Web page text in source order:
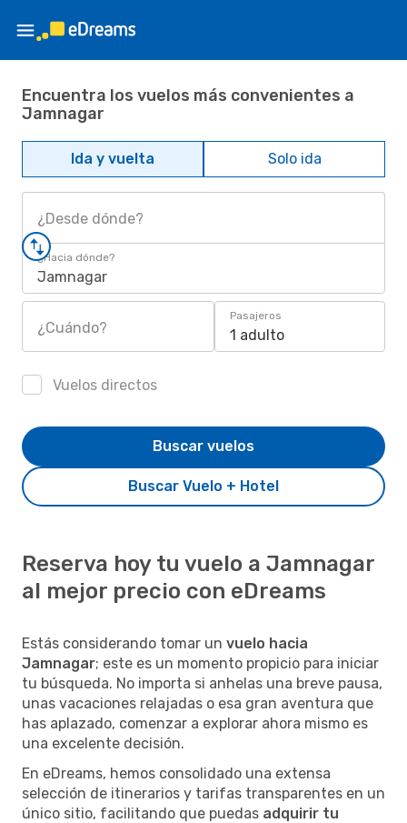
Encuentra los vuelos más convenientes a
Jamnagar
Ida y vuelta Solo ida
¿Desde dónde?
¿Hacia dónde?
Jamnagar
¿Cuándo?
Pasajeros
1 adulto
Vuelos directos
Buscar Vuelo + Hotel
Buscar vuelos
Reserva hoy tu vuelo a Jamnagar
al mejor precio con eDreams
Estás considerando tomar un vuelo hacia
Jamnagar; este es un momento propicio para iniciar
tu búsqueda. No importa si anhelas una breve pausa,
unas vacaciones relajadas o esa gran aventura que
has aplazado, comenzar a explorar ahora mismo es
una excelente decisión.
En eDreams, hemos consolidado una extensa
selección de itinerarios y tarifas transparentes en un
único sitio, facilitando que puedas adquirir tu